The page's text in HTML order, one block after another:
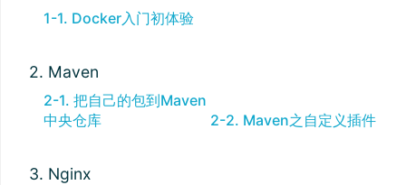
1-1. Docker入门初体验
2. Maven
2-1. 把自己的包到Maven
中央仓库
2-2. Maven之自定义插件
3. Nginx